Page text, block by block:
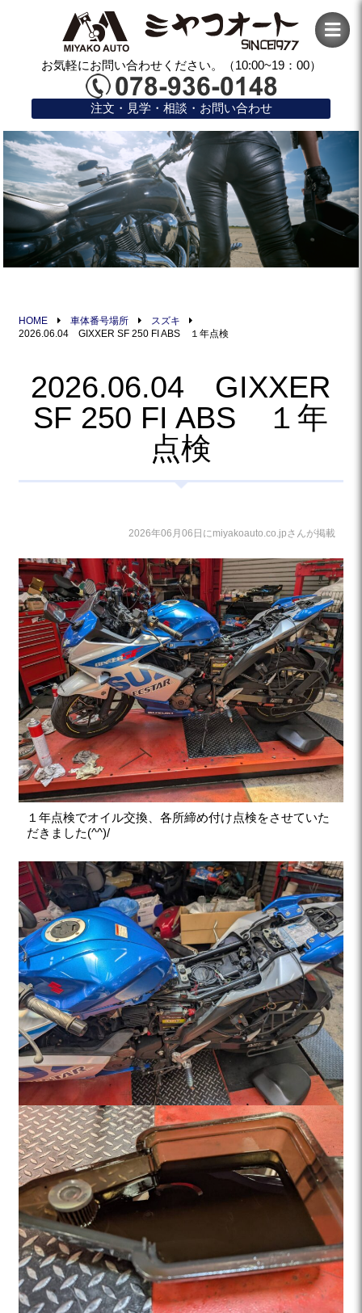
お気軽にお問い合わせください。（10:00~19：00）
注文・見学・相談・お問い合わせ
HOME 車体番号場所
スズキ
2026.06.04 GIXXER SF 250 FI ABS １年点検
2026.06.04 GIXXER
SF 250 FI ABS １年
点検
2026年06月06日にmiyakoauto.co.jpさんが掲載
１年点検でオイル交換、各所締め付け点検をさせていた
だきました(^^)/